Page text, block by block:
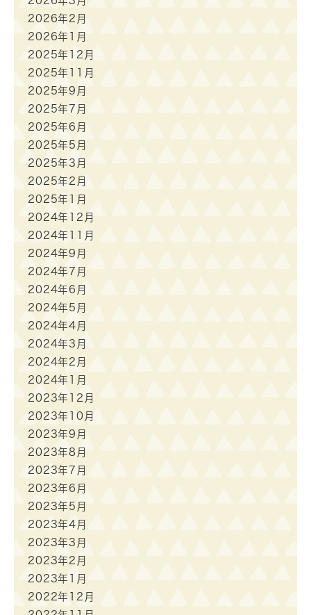
2026年2月
2026年1月
2025年12月
2025年11月
2025年9月
2025年7月
2025年6月
2025年5月
2025年3月
2025年2月
2025年1月
2024年12月
2024年11月
2024年9月
2024年7月
2024年6月
2024年5月
2024年4月
2024年3月
2024年2月
2024年1月
2023年12月
2023年10月
2023年9月
2023年8月
2023年7月
2023年6月
2023年5月
2023年4月
2023年3月
2023年2月
2023年1月
2022年12月